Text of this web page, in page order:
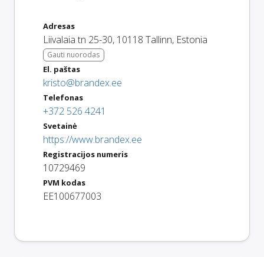
Adresas
Liivalaia tn 25-30, 10118 Tallinn, Estonia
Gauti nuorodas
El. paštas
kristo@brandex.ee
Telefonas
+372 526 4241
Svetainė
https://www.brandex.ee
Registracijos numeris
10729469
PVM kodas
EE100677003